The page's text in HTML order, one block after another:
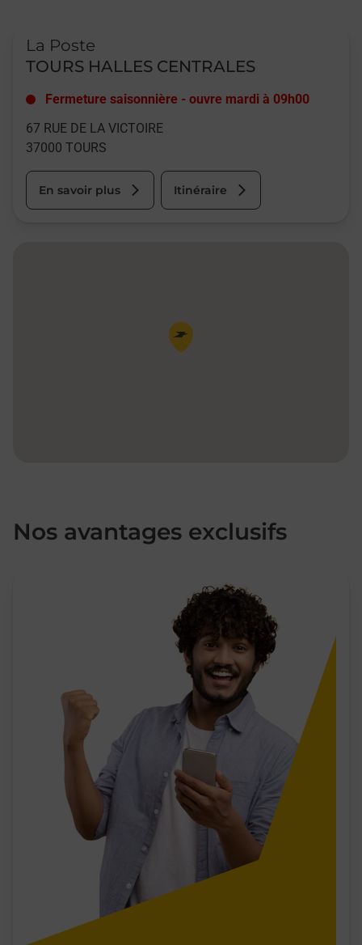
La Poste
TOURS HALLES CENTRALES
Fermeture saisonnière - ouvre mardi à 09h00
67 RUE DE LA VICTOIRE
37000 TOURS
En savoir plus Itinéraire
Pin de la carte
Nos avantages exclusifs